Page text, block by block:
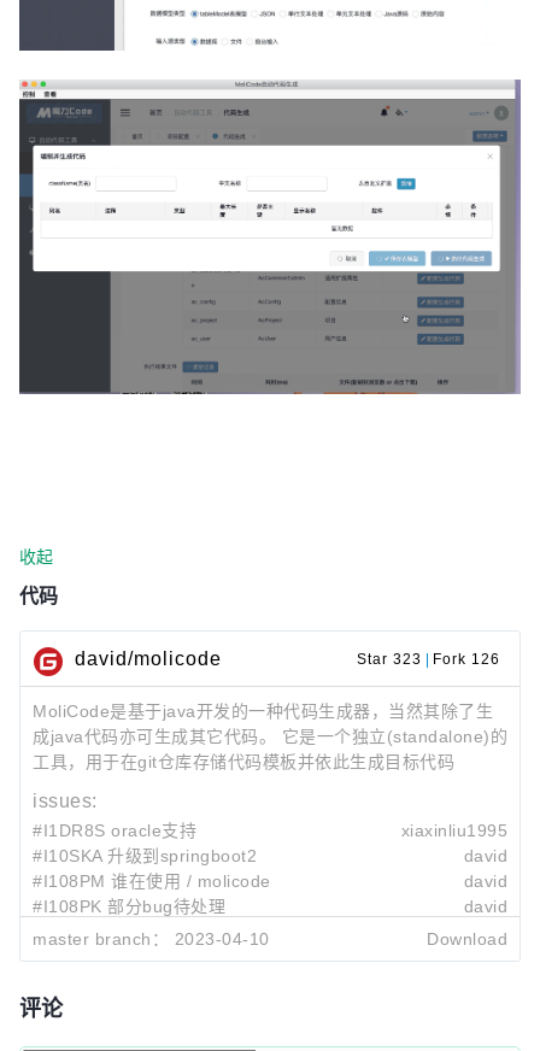
收起
代码
david/molicode Star 323 Fork 126
MoliCode是基于java开发的一种代码生成器，当然其除了生
成java代码亦可生成其它代码。 它是一个独立(standalone)的
工具，用于在git仓库存储代码模板并依此生成目标代码
issues:
#I1DR8S oracle支持
xiaxinliu1995
#I10SKA 升级到springboot2
david
#I108PM 谁在使用 / molicode
david
#I108PK 部分bug待处理
david
Last submit:
master branch： 2023-04-10 Download
评论